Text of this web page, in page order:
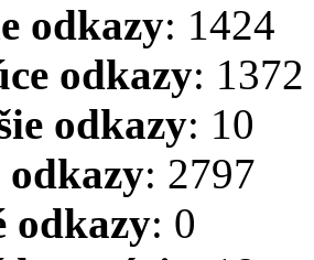
odkazy: 1424
odkazy: 1372
odkazy: 10
: 2797
odkazy: 0